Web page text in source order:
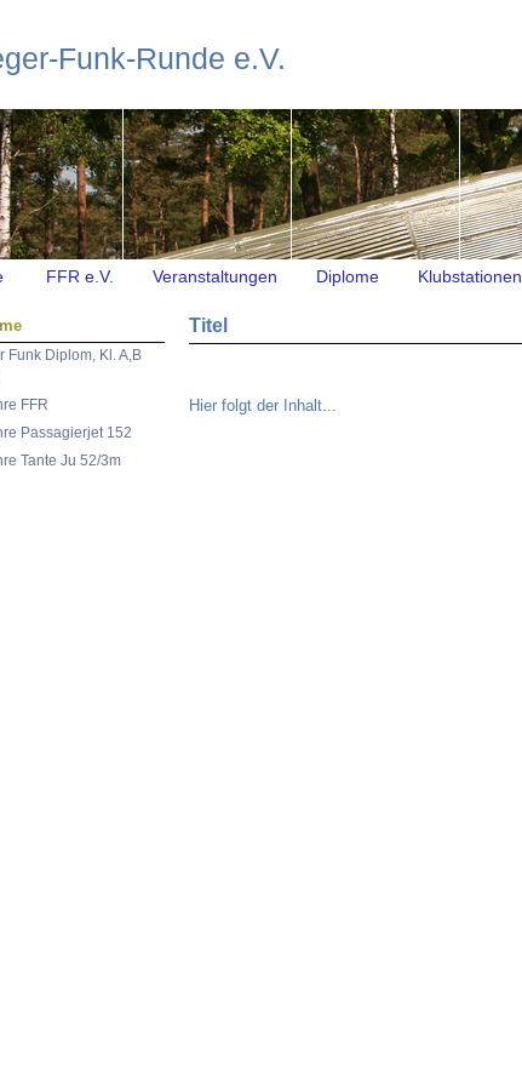
Funk-Runde e.V.
FFR e.V. Veranstaltungen Diplome Klubstationen
Funk Diplom, Kl. A,B
FFR
Passagierjet 152
Tante Ju 52/3m
Titel
Hier folgt der Inhalt...